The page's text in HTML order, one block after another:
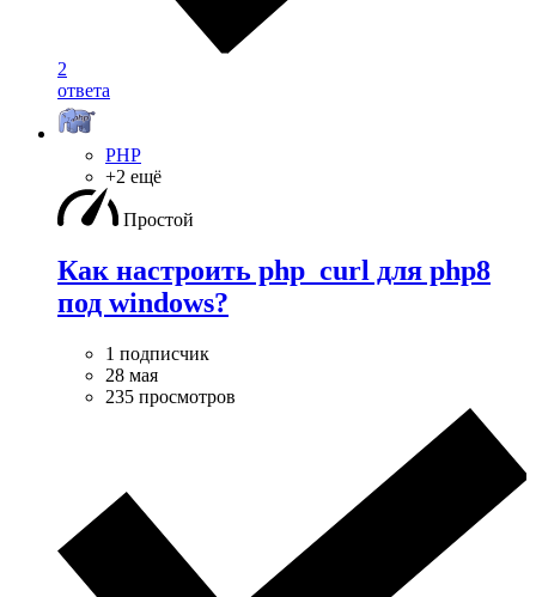
2
ответа
PHP
+2 ещё
Простой
Как настроить php_curl для php8
под windows?
1 подписчик
28 мая
235 просмотров